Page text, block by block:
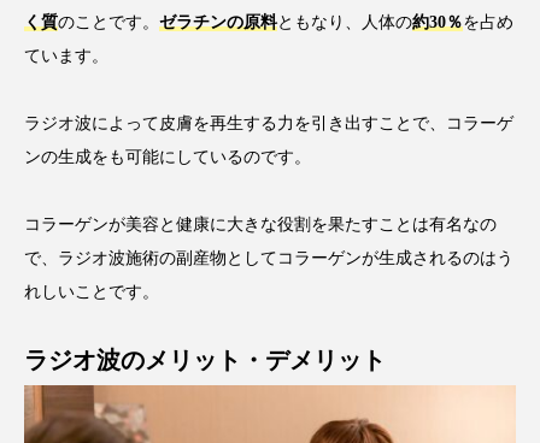
く質のことです。 ゼラチンの原料ともなり、人体の約30％を占め
ています。
ラジオ波によって皮膚を再生する力を引き出すことで、コラーゲ
ンの生成をも可能にしているのです。
コラーゲンが美容と健康に大きな役割を果たすことは有名なの
で、ラジオ波施術の副産物としてコラーゲンが生成されるのはう
れしいことです。
ラジオ波のメリット・デメリット